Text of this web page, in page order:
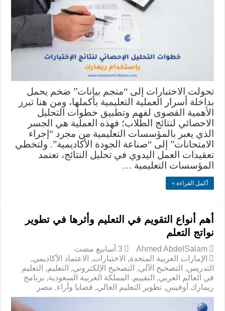
تحولت الاختبارات إلى “منجم بيانات” ضخم يحمل
بداخلة أسرار العملية التعليمية بأكملها، ومن هنا تبرز
الأهمية القصوى لفهم وتطبيق خطوات التحليل
الاحصائي لنتائج الطلاب؛ فهذه العملية هي الجسر
الذي يعبر بالمؤسسات التعليمية من مجرد “إجراء
الامتحانات” إلى “صناعة الجودة الأكاديمية”. ولتخطي
تعقيدات العمل اليدوي في تحليل النتائج، تعتمد
المؤسسات التعليمية …
أكمل القراءة »
أهم أنواع التقويم في التعليم وأثرها في تطوير
نواتج التعلم
Ahmed AbdelSalam
الإمارات العربية المتحدة, الاختبارات, الاعتماد الأكاديمي,
التدريس, التصحيح الآلي, التصحيح الإلكتروني, التعليم, التعليم
في العالم العربي, التقييم, المملكة العربية السعودية, برنامج
ريمارك أوفيس,تطوير التعليم العالي, قضايا وأراء, مصر